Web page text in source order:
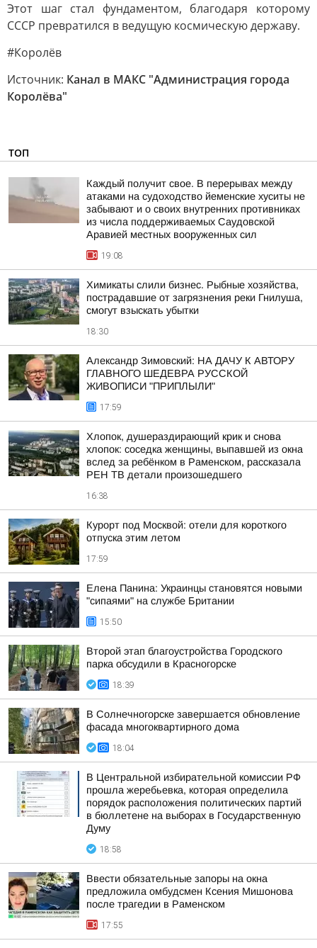
Этот шаг стал фундаментом, благодаря которому
СССР превратился в ведущую космическую державу.
#Королёв
Источник: Канал в МАКС "Администрация города
Королёва"
ТОП
Каждый получит свое. В перерывах между
атаками на судоходство йеменские хуситы не
забывают и о своих внутренних противниках
из числа поддерживаемых Саудовской
Аравией местных вооруженных сил
19:08
Химикаты слили бизнес. Рыбные хозяйства,
пострадавшие от загрязнения реки Гнилуша,
смогут взыскать убытки
18:30
Александр Зимовский: НА ДАЧУ К АВТОРУ
ГЛАВНОГО ШЕДЕВРА РУССКОЙ
ЖИВОПИСИ "ПРИПЛЫЛИ"
17:59
Хлопок, душераздирающий крик и снова
хлопок: соседка женщины, выпавшей из окна
вслед за ребёнком в Раменском, рассказала
РЕН ТВ детали произошедшего
16:38
Курорт под Москвой: отели для короткого
отпуска этим летом
17:59
Елена Панина: Украинцы становятся новыми
"сипаями" на службе Британии
15:50
Второй этап благоустройства Городского
парка обсудили в Красногорске
18:39
В Солнечногорске завершается обновление
фасада многоквартирного дома
18:04
В Центральной избирательной комиссии РФ
прошла жеребьевка, которая определила
порядок расположения политических партий
в бюллетене на выборах в Государственную
Думу
18:58
Ввести обязательные запоры на окна
предложила омбудсмен Ксения Мишонова
после трагедии в Раменском
17:55